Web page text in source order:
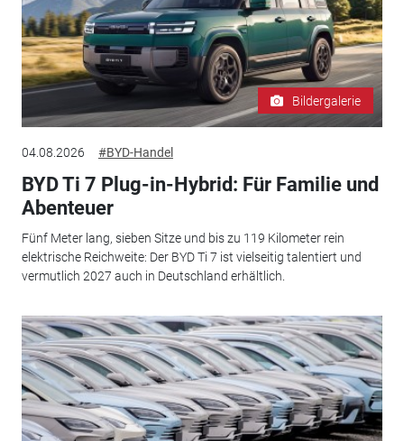
Bildergalerie
04.08.2026 #BYD-Handel
BYD Ti 7 Plug-in-Hybrid: Für Familie und
Abenteuer
Fünf Meter lang, sieben Sitze und bis zu 119 Kilometer rein
elektrische Reichweite: Der BYD Ti 7 ist vielseitig talentiert und
vermutlich 2027 auch in Deutschland erhältlich.